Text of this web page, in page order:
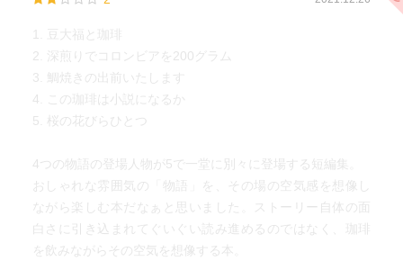
1. 豆大福と珈琲
2. 深煎りでコロンビアを200グラム
3. 鯛焼きの出前いたします
4. この珈琲は小説になるか
5. 桜の花びらひとつ
4つの物語の登場人物が5で一堂に別々に登場する短編集。
おしゃれな雰囲気の「物語」を、その場の空気感を想像し
ながら楽しむ本だなぁと思いました。ストーリー自体の面
白さに引き込まれてぐいぐい読み進めるのではなく、珈琲
を飲みながらその空気を想像する本。